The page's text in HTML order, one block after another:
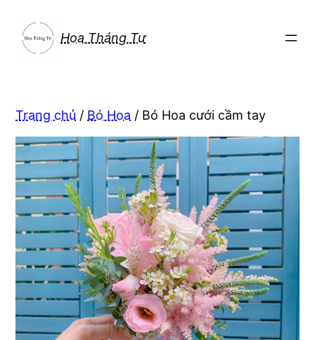
phần
Hoa Tháng Tư
Trang chủ / Bó Hoa / Bó Hoa cưới cầm tay